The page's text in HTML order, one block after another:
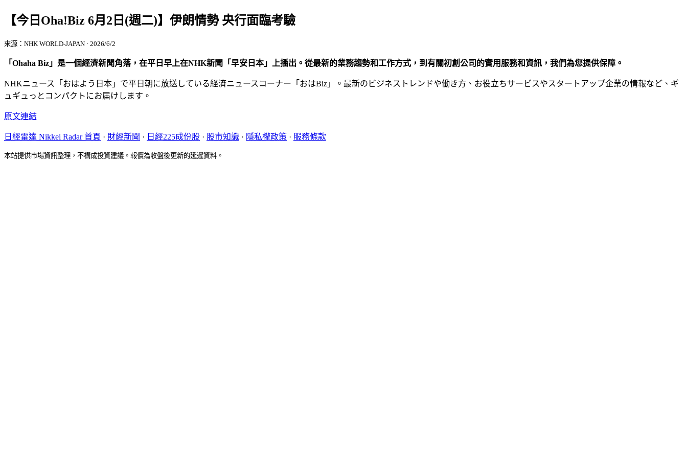
【今日Oha!Biz 6月2日(週二)】伊朗情勢 央行面臨考驗
來源：NHK WORLD-JAPAN · 2026/6/2
「Ohaha Biz」是一個經濟新聞角落，在平日早上在NHK新聞「早安日本」上播出。從最新的業務趨勢和工作方式，到有關初創公司的實用服務和資訊，我們為您提供保障。
NHKニュース「おはよう日本」で平日朝に放送している経済ニュースコーナー「おはBiz」。最新のビジネストレンドや働き方、お役立ちサービスやスタートアップ企業の情報など、ギ
ュギュっとコンパクトにお届けします。
原文連結
日經雷達 Nikkei Radar 首頁 · 財經新聞 · 日經225成份股 · 股市知識 · 隱私權政策 · 服務條款
本站提供市場資訊整理，不構成投資建議。報價為收盤後更新的延遲資料。